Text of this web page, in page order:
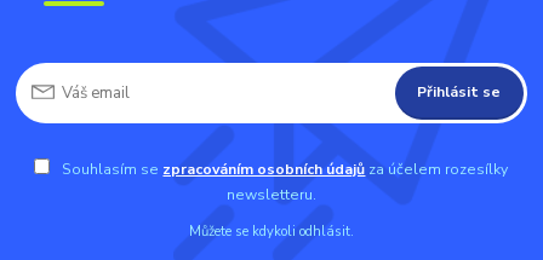
Přihlásit se
Souhlasím se zpracováním osobních údajů za účelem rozesílky
newsletteru.
Můžete se kdykoli odhlásit.